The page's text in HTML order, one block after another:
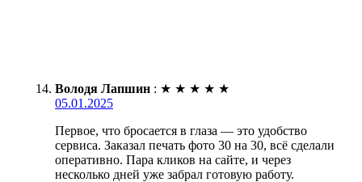
Володя Лапшин : ★ ★ ★ ★ ★
05.01.2025
Первое, что бросается в глаза — это удобство
сервиса. Заказал печать фото 30 на 30, всё сделали
оперативно. Пара кликов на сайте, и через
несколько дней уже забрал готовую работу.